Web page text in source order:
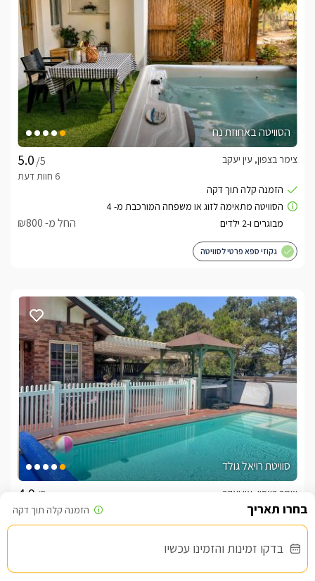
בדקו זמינות והזמינו עכשיו
הסוויטה באחוזת נח
/5
צימר בצפון, עין יעקב
החל מ- ₪800
גקוזי ספא פרטי לסוויטה
סוויטת רויאל גולד
/5
צימר בצפון, עין יעקב